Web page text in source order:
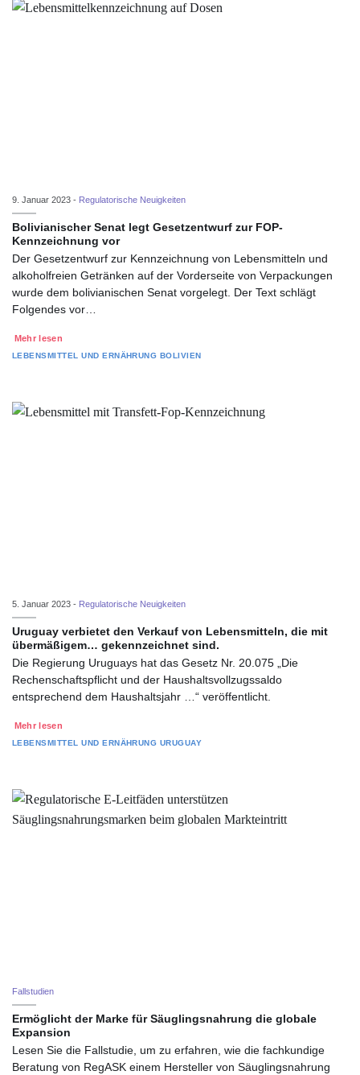
9. Januar 2023 - Regulatorische Neuigkeiten
Bolivianischer Senat legt Gesetzentwurf zur FOP-
Kennzeichnung vor
Der Gesetzentwurf zur Kennzeichnung von Lebensmitteln und
alkoholfreien Getränken auf der Vorderseite von Verpackungen
wurde dem bolivianischen Senat vorgelegt. Der Text schlägt
Folgendes vor…
Mehr lesen
LEBENSMITTEL UND ERNÄHRUNG BOLIVIEN
5. Januar 2023 - Regulatorische Neuigkeiten
Uruguay verbietet den Verkauf von Lebensmitteln, die mit
übermäßigem… gekennzeichnet sind.
Die Regierung Uruguays hat das Gesetz Nr. 20.075 „Die
Rechenschaftspflicht und der Haushaltsvollzugssaldo
entsprechend dem Haushaltsjahr …“ veröffentlicht.
Mehr lesen
LEBENSMITTEL UND ERNÄHRUNG URUGUAY
Fallstudien
Ermöglicht der Marke für Säuglingsnahrung die globale
Expansion
Lesen Sie die Fallstudie, um zu erfahren, wie die fachkundige
Beratung von RegASK einem Hersteller von Säuglingsnahrung